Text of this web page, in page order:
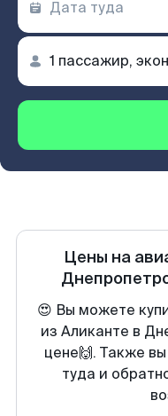
Цены на
😍 Вы можете
из Аликанте в
цене🙌. Также
туда и